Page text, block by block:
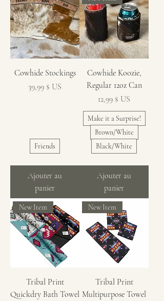
Cowhide Stockings
Prix
39,99 $ US
Friends
Ajouter au
panier
Cowhide Koozie,
Regular 12oz Can
Prix
12,99 $ US
Make it a Surprise!
Brown/White
Black/White
Ajouter au
panier
New Item
Tribal Print
Quickdry Bath Towel
New Item
Tribal Print
Multipurpose Towel